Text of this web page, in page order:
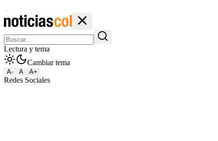
Lectura y tema
Cambiar tema
A- A A+
Redes Sociales